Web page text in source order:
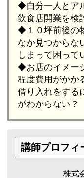
◆自分一人とア
飲食店開業を検
◆１０坪前後の
なか見つからな
しまって困って
◆お店のイメー
程度費用がかか
借り入れをする
がわからない？
講師プロフィ
株式